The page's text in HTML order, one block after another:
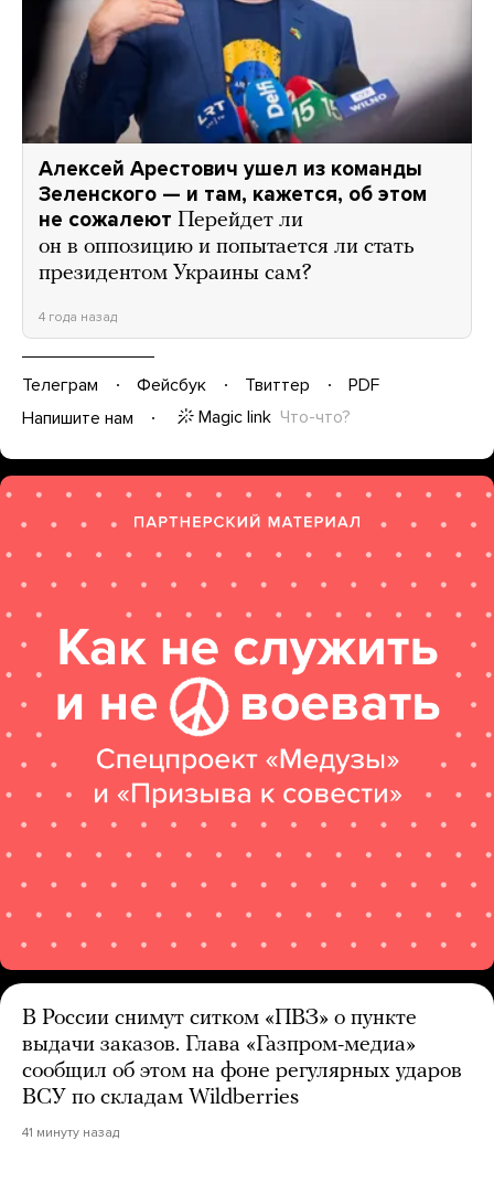
Алексей Арестович ушел из команды
Зеленского — и там, кажется, об этом
не сожалеют Перейдет ли
он в оппозицию и попытается ли стать
президентом Украины сам?
4 года назад
Телеграм Фейсбук Твиттер
PDF
Напишите нам
Magic link Что-что?
В России снимут ситком «ПВЗ» о пункте
выдачи заказов. Глава «Газпром-медиа»
сообщил об этом на фоне регулярных ударов
ВСУ по складам Wildberries
41 минуту назад